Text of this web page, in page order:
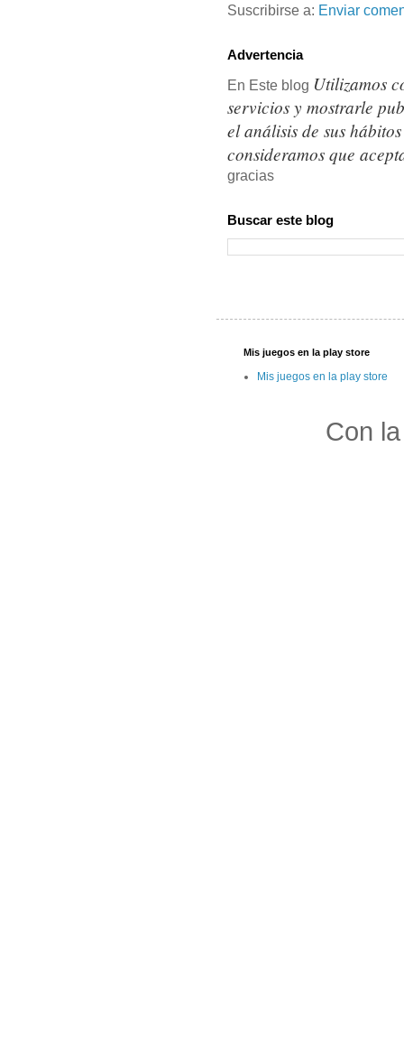
Suscribirse a: Enviar
Advertencia
En Este blog Utilizamos
servicios y mostrarle
el análisis de sus
consideramos que
gracias
Buscar este blog
Mis juegos en la play store
Mis juegos en la play store
Con